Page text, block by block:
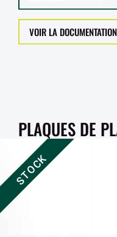
VOIR LA DOCUMENTATION
PLAQUES DE